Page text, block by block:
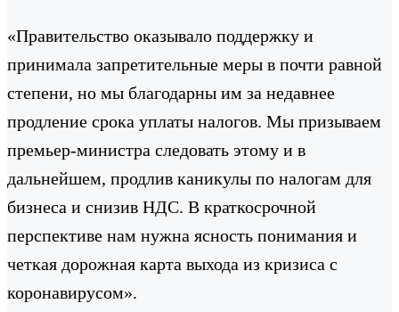
«Правительство оказывало поддержку и
принимала запретительные меры в почти равной
степени, но мы благодарны им за недавнее
продление срока уплаты налогов. Мы призываем
премьер-министра следовать этому и в
дальнейшем, продлив каникулы по налогам для
бизнеса и снизив НДС. В краткосрочной
перспективе нам нужна ясность понимания и
четкая дорожная карта выхода из кризиса с
коронавирусом».